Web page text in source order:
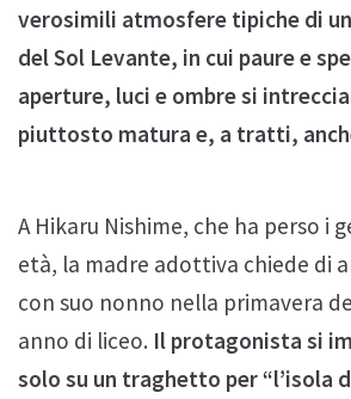
verosimili atmosfere tipiche di
del Sol Levante, in cui paure e
aperture, luci e ombre si
piuttosto matura e, a tratti,
A Hikaru Nishime, che ha perso i
età, la madre adottiva chiede di
con suo nonno nella primavera
anno di liceo. Il protagonista si
solo su un traghetto per “l’isola